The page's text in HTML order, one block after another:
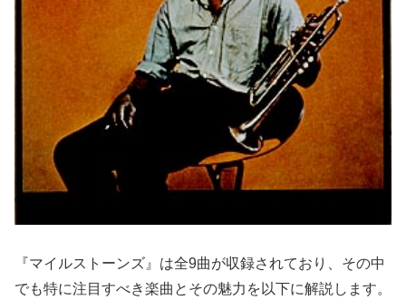
『マイルストーンズ』は全9曲が収録されており、その中
でも特に注目すべき楽曲とその魅力を以下に解説します。